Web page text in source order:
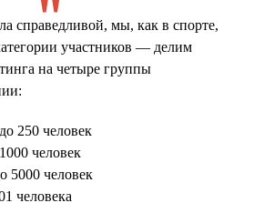
справедливой, мы, как в спорте,
участников — делим
на четыре группы
250 человек
человек
5000 человек
человека